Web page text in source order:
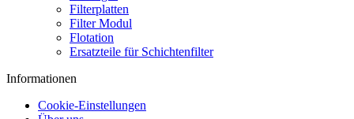
Filterplatten
Filter Modul
Flotation
Ersatzteile für Schichtenfilter
Informationen
Cookie-Einstellungen